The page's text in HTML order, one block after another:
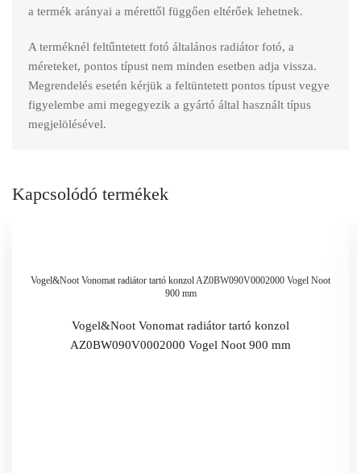
a termék arányai a mérettől függően eltérőek lehetnek.
A terméknél feltűntetett fotó általános radiátor fotó, a
méreteket, pontos típust nem minden esetben adja vissza.
Megrendelés esetén kérjük a feltüntetett pontos típust vegye
figyelembe ami megegyezik a gyártó által használt típus
megjelölésével.
Kapcsolódó termékek
Vogel&Noot Vonomat radiátor tartó konzol AZ0BW090V0002000 Vogel Noot
900 mm
Vogel&Noot Vonomat radiátor tartó konzol
AZ0BW090V0002000 Vogel Noot 900 mm